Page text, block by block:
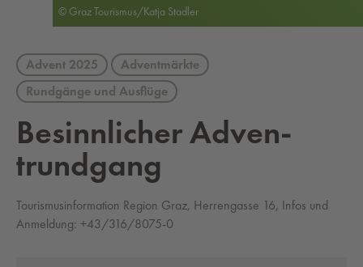
Advent 2025
Adventmärkte
Rundgänge und Ausflüge
Be­sinn­li­cher Ad­ven­
trund­gang
Tourismusinformation Region Graz, Herrengasse 16, Infos und
Anmeldung: +43/316/8075-0
© Graz Tourismus/Katja Stadler